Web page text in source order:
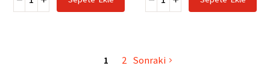
1 2 Sonraki